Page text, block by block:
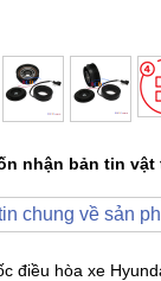
nhận bản tin
chung về sản
điều hòa xe